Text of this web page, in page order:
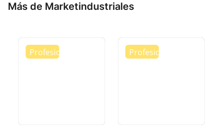
Más de Marketindustriales